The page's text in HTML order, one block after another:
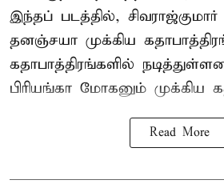
இந்தப் படத்தில், சிவராஜ்குமார்
தனஞ்சயா முக்கிய
கதாபாத்திரங்களில்
பிரியங்கா மோகனும் முக்கிய
Read More